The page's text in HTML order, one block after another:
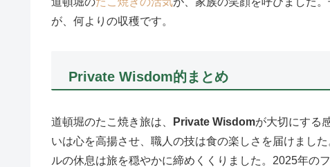
が、何よりの収穫です。
Private Wisdom的まとめ
道頓堀のたこ焼き旅は、 Private Wisdomが大切にする
いは心を高揚させ、職人の技は食の楽しさを届けまし
ルの休息は旅を穏やかに締めくくりました。2025年の